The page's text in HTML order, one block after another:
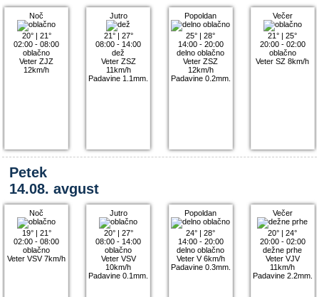
Noč
20°| 21°
02:00 - 08:00
oblačno
Veter ZJZ
12km/h
Jutro
21°| 27°
08:00 - 14:00
dež
Veter ZSZ
11km/h
Padavine 1.1mm.
Popoldan
25° |28°
14:00 - 20:00
delno oblačno
Veter ZSZ
12km/h
Padavine 0.2mm.
Večer
21° |25°
20:00 - 02:00
oblačno
Veter SZ 8km/h
Petek
14.08. avgust
Noč
19°| 21°
02:00 - 08:00
oblačno
Veter VSV 7km/h
Jutro
20°| 27°
08:00 - 14:00
oblačno
Veter VSV
10km/h
Padavine 0.1mm.
Popoldan
24° |28°
14:00 - 20:00
delno oblačno
Veter V 6km/h
Padavine 0.3mm.
Večer
20° |24°
20:00 - 02:00
dežne prhe
Veter VJV
11km/h
Padavine 2.2mm.